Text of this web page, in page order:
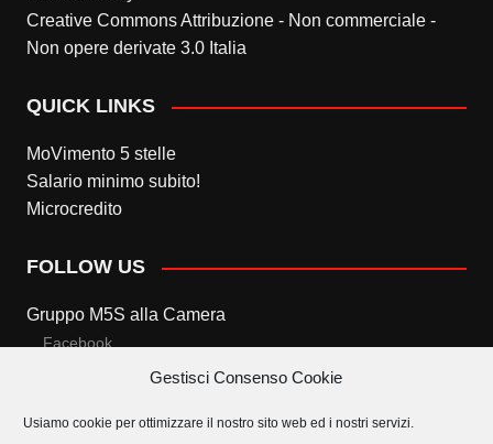
Gestisci Consenso Cookie
Usiamo cookie per ottimizzare il nostro sito web ed i nostri servizi.
Creative Commons Attribuzione - Non commerciale -
Non opere derivate 3.0 Italia
QUICK LINKS
MoVimento 5 stelle
Salario minimo subito!
Microcredito
FOLLOW US
Gruppo M5S alla Camera
Facebook